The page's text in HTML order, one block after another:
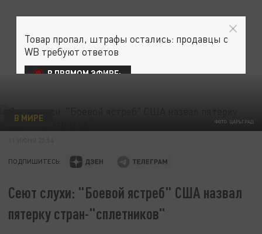
ФОТО: ЦАРЬГРАД
В МИРЕ
ПОДПИШИТЕСЬ:
Сеют слухи: "Боевой ястреб" США назвал
пятерку стран-"сплетников"
Товар пропал, штрафы остались: продавцы с
WB требуют ответов
В ПРЯМОМ ЭФИРЕ: